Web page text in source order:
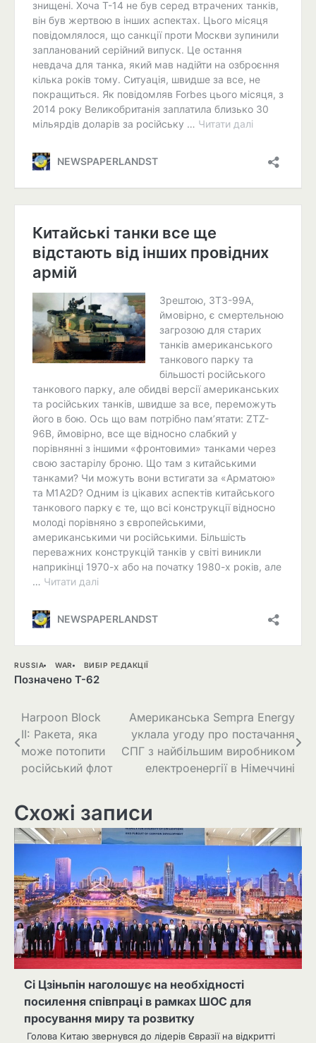
RUSSIA WAR ВИБІР РЕДАКЦІЇ
Позначено T-62
Навігація
записів
Harpoon Block
II: Ракета, яка
може потопити
російський флот
Американська Sempra Energy
уклала угоду про постачання
СПГ з найбільшим виробником
електроенергії в Німеччині
Схожі записи
Сі Цзіньпін наголошує на необхідності
посилення співпраці в рамках ШОС для
просування миру та розвитку
Голова Китаю звернувся до лідерів Євразії на відкритті